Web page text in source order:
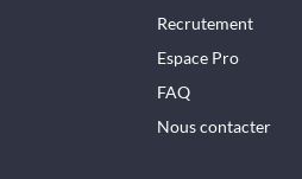
Recrutement
Espace Pro
FAQ
Nous contacter